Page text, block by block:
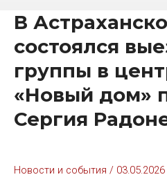
В
состоялся
группы в
«Новый дом»
Сергия
Новости и события / 03.05.2026